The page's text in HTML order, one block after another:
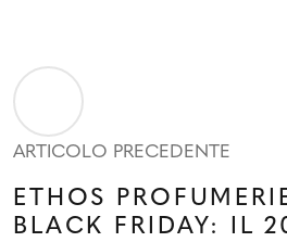
ARTICOLO PRECEDENTE
ETHOS
BLACK FRIDAY: IL